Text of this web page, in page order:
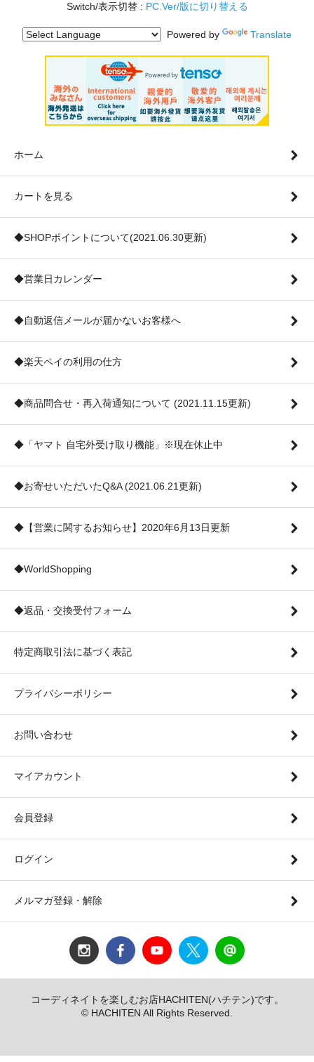
Switch/表示切替 : PC.Ver/版に切り替える
Powered by Translate
ホーム
カートを見る
◆SHOPポイントについて(2021.06.30更新)
◆営業日カレンダー
◆自動返信メールが届かないお客様へ
◆楽天ペイの利用の仕方
◆商品問合せ・再入荷通知について (2021.11.15更新)
◆「ヤマト 自宅外受け取り機能」※現在休止中
◆お寄せいただいたQ&A (2021.06.21更新)
◆【営業に関するお知らせ】2020年6月13日更新
◆WorldShopping
◆返品・交換受付フォーム
特定商取引法に基づく表記
プライバシーポリシー
お問い合わせ
マイアカウント
会員登録
ログイン
メルマガ登録・解除
コーディネイトを楽しむお店HACHITEN(ハチテン)です。
© HACHITEN All Rights Reserved.